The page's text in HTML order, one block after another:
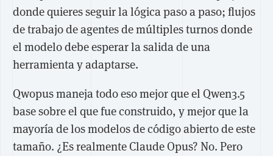
donde quieres seguir la lógica paso a paso; flujos
de trabajo de agentes de múltiples turnos donde
el modelo debe esperar la salida de una
herramienta y adaptarse.
Qwopus maneja todo eso mejor que el Qwen3.5
base sobre el que fue construido, y mejor que la
mayoría de los modelos de código abierto de este
tamaño. ¿Es realmente Claude Opus? No. Pero